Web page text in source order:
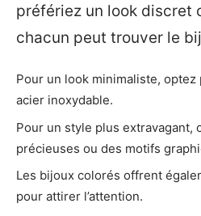
préfériez un look discret
chacun peut trouver le
Pour un look minimaliste,
acier inoxydable.
Pour un style plus extravagant,
précieuses ou des motifs
Les bijoux colorés offrent
pour attirer l’attention.